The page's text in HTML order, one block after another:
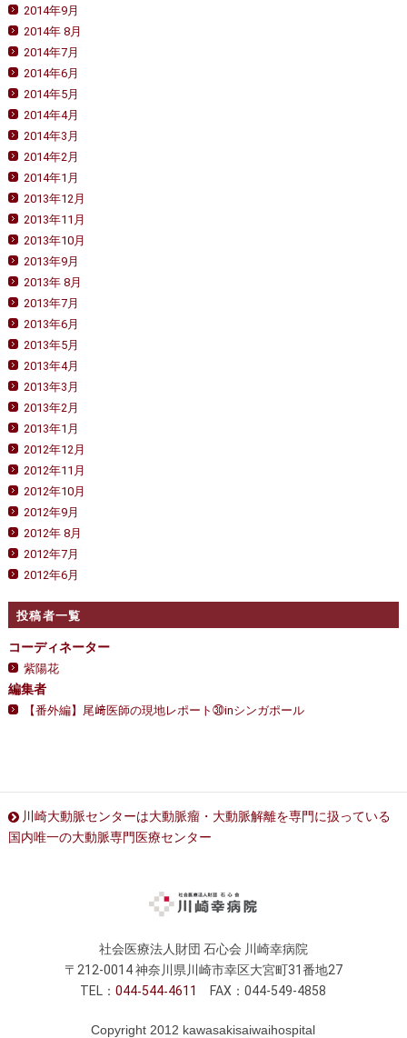
2014年9月
2014年 8月
2014年7月
2014年6月
2014年5月
2014年4月
2014年3月
2014年2月
2014年1月
2013年12月
2013年11月
2013年10月
2013年9月
2013年 8月
2013年7月
2013年6月
2013年5月
2013年4月
2013年3月
2013年2月
2013年1月
2012年12月
2012年11月
2012年10月
2012年9月
2012年 8月
2012年7月
2012年6月
投稿者一覧
コーディネーター
紫陽花
編集者
【番外編】尾﨑医師の現地レポート㉚inシンガポール
川崎大動脈センターは大動脈瘤・大動脈解離を専門に扱っている
国内唯一の大動脈専門医療センター
社会医療法人財団 石心会 川崎幸病院
〒212-0014 神奈川県川崎市幸区大宮町31番地27
TEL：044 544 4611 FAX：044-549-4858
Copyright 2012 kawasakisaiwaihospital